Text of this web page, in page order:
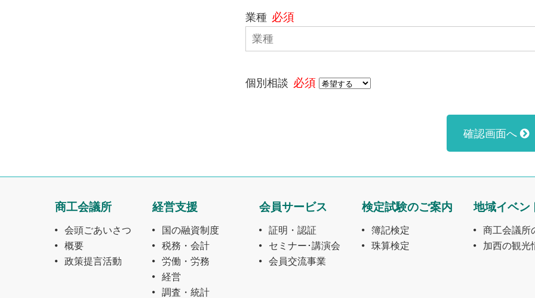
業種 必須
個別相談 必須
確認画面へ
商工会議所
会頭ごあいさつ
概要
政策提言活動
経営支援
国の融資制度
税務・会計
労働・労務
経営
調査・統計
会員サービス
証明・認証
セミナー･講演会
会員交流事業
検定試験のご案内
簿記検定
珠算検定
地域イベン
商工会議所
加西の観光